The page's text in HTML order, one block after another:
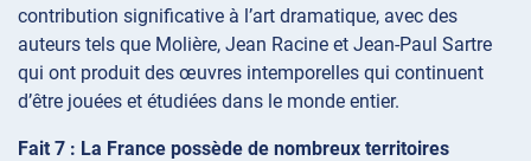
contribution significative à l’art dramatique, avec des
auteurs tels que Molière, Jean Racine et Jean-Paul Sartre
qui ont produit des œuvres intemporelles qui continuent
d’être jouées et étudiées dans le monde entier.
Fait 7 : La France possède de nombreux territoires